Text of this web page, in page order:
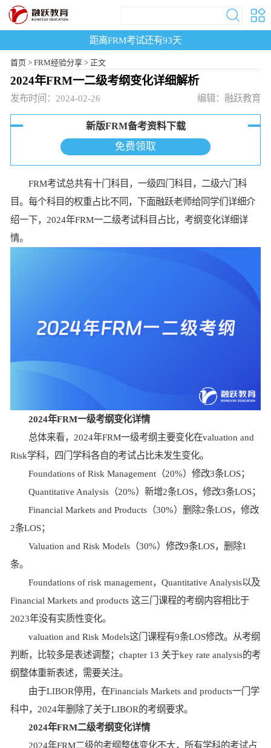
距离FRM考试还有93天
首页> FRM经验分享 > 正文
2024年FRM一二级考纲变化详细解析
发布时间：2024-02-26 编辑：融跃教育
新版FRM备考资料下载
免费领取
FRM考试总共有十门科目，一级四门科目，二级六门科
目。每个科目的权重占比不同，下面融跃老师给同学们详细介
绍一下，2024年FRM一二级考试科目占比，考纲变化详细详
情。
2024年FRM一级考纲变化详情
总体来看，2024年FRM一级考纲主要变化在valuation and
Risk学科，四门学科各自的考试占比未发生变化。
Foundations of Risk Management（20%）修改3条LOS；
Quantitative Analysis（20%）新增2条LOS，修改3条LOS；
Financial Markets and Products（30%）删除2条LOS，修改
2条LOS；
Valuation and Risk Models（30%）修改9条LOS，删除1
条。
Foundations of risk management，Quantitative Analysis以及
Financial Markets and products 这三门课程的考纲内容相比于
2023年没有实质性变化。
valuation and Risk Models这门课程有9条LOS修改。从考纲
判断，比较多是表述调整；chapter 13 关于key rate analysis的考
纲整体重新表述，需要关注。
由于LIBOR停用，在Financials Markets and products一门学
科中，2024年删除了关于LIBOR的考纲要求。
2024年FRM二级考纲变化详情
2024年FRM二级的考纲整体变化不大，所有学科的考试占